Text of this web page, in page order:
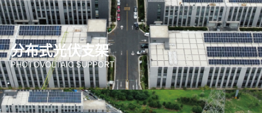
分布式光伏支架
PHOTOVOLTAIC SUPPORT